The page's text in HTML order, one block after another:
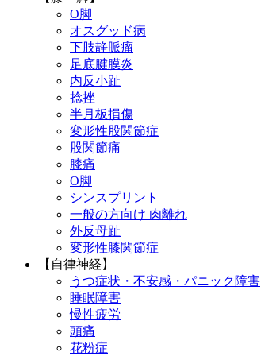
O脚
オスグッド病
下肢静脈瘤
足底腱膜炎
内反小趾
捻挫
半月板損傷
変形性股関節症
股関節痛
膝痛
O脚
シンスプリント
一般の方向け 肉離れ
外反母趾
変形性膝関節症
【自律神経】
うつ症状・不安感・パニック障害
睡眠障害
慢性疲労
頭痛
花粉症